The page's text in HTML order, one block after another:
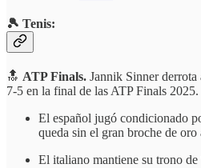
🎾 Tenis:
🔝 ATP Finals. Jannik Sinner
7-5 en la final de las ATP Finals 2025.
El español jugó condicionado
queda sin el gran broche de
El italiano mantiene su trono